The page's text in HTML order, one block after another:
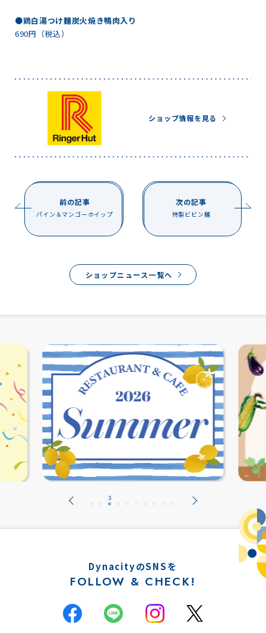
●鶏白湯つけ麺炭火焼き鴨肉入り
690円（税込）
ショップ情報を見る
前の記事
パイン＆マンゴーホイップ
次の記事
特製ビビン麺
ショップニュース一覧へ
DynacityのSNSを
FOLLOW & CHECK!